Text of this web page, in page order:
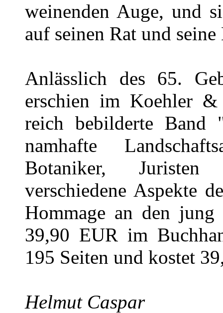
weinenden Auge, und
auf seinen Rat und
Anlässlich des 65.
erschien im Koehler
reich bebilderte Band
namhafte
Botaniker, Juristen
verschiedene Aspekte
Hommage an den
39,90 EUR im
195 Seiten und kostet
Helmut Caspar